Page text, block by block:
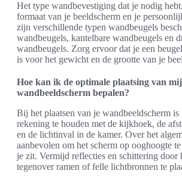
Het type wandbevestiging dat je nodig
formaat van je beeldscherm en je
zijn verschillende typen wandbeugels
wandbeugels, kantelbare wandbeugels en
wandbeugels. Zorg ervoor dat je een
is voor het gewicht en de grootte van je
Hoe kan ik de optimale plaatsing van
wandbeeldscherm bepalen?
Bij het plaatsen van je wandbeeldscherm
rekening te houden met de kijkhoek, de
en de lichtinval in de kamer. Over het
aanbevolen om het scherm op ooghoogte
je zit. Vermijd reflecties en schittering door
tegenover ramen of felle lichtbronnen te